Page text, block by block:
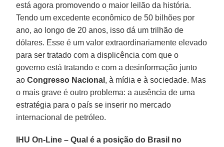
está agora promovendo o maior leilão da história.
Tendo um excedente econômico de 50 bilhões por
ano, ao longo de 20 anos, isso dá um trilhão de
dólares. Esse é um valor extraordinariamente elevado
para ser tratado com a displicência com que o
governo está tratando e com a desinformação junto
aoCongresso Nacional , à mídia e à sociedade. Mas
o mais grave é outro problema: a ausência de uma
estratégia para o país se inserir no mercado
internacional de petróleo.
IHU On-Line – Qual é a posição do Brasil no